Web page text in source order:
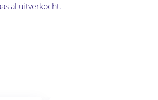
al uitverkocht.